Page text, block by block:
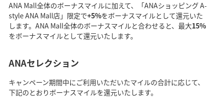
ANA Mall全体のボーナスマイルに加えて、「ANAショッピング A-
style ANA Mall店」限定で+5%をボーナスマイルとして還元いた
します。ANA Mall全体のボーナスマイルと合わせると、最大15%
をボーナスマイルとして還元いたします。
ANAセレクション
キャンペーン期間中にご利用いただいたマイルの合計に応じて、
下記のとおりボーナスマイルを還元いたします。